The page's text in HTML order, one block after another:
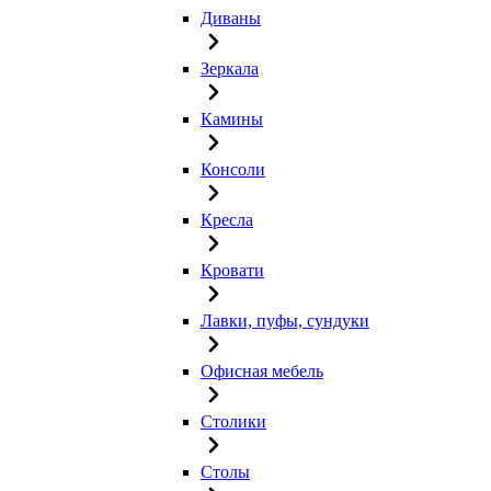
Диваны
Зеркала
Камины
Консоли
Кресла
Кровати
Лавки, пуфы, сундуки
Офисная мебель
Столики
Столы